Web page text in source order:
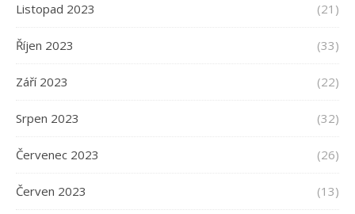
Listopad 2023 (21)
Říjen 2023 (33)
Září 2023 (22)
Srpen 2023 (32)
Červenec 2023 (26)
Červen 2023 (13)